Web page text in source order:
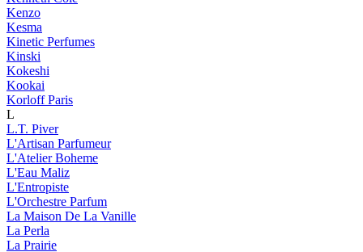
Kenzo
Kesma
Kinetic Perfumes
Kinski
Kokeshi
Kookai
Korloff Paris
L
L.T. Piver
L'Artisan Parfumeur
L'Atelier Boheme
L'Eau Maliz
L'Entropiste
L'Orchestre Parfum
La Maison De La Vanille
La Perla
La Prairie